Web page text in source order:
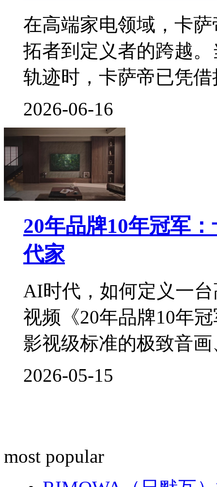
在高端家电领域，卡
拓者到定义者的跨越
轨迹时，卡萨帝已凭
2026-06-16
20年品牌10年冠军
代家
AI时代，如何定义一
视频《20年品牌10年
影视级标准的极致音画
2026-05-15
most popular